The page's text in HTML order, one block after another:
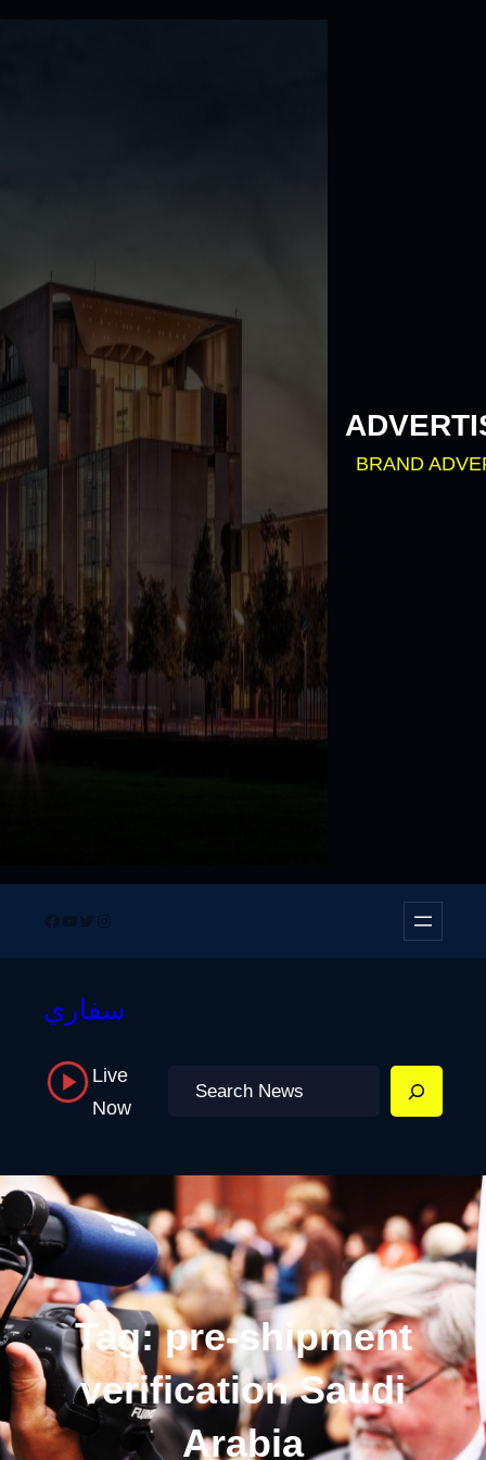
BRAND
Facebook
YouTube
TwitterInstagram
سفاري
Live
Now
Search
Tag:pre-shipment
verification Saudi
Arabia